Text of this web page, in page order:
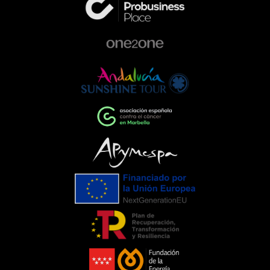
excelencia en el sector de la
automoción. Queremos ser parte activa
de la comunidad, colaborando con
sociedad más comprometida y más
humana.Empresas que impulsan el
cambioEventos como la Gala de la AECC
ponen de manifiesto el importante
papel que pueden desempeñar las
empresas cuando unen esfuerzos en
torno a una causa común. La
colaboración entre entidades,
organizaciones y ciudadanía demuestra
que, trabajando juntos, es posible
generar un impacto que trasciende el
propio evento.Para C. de Salamanca,